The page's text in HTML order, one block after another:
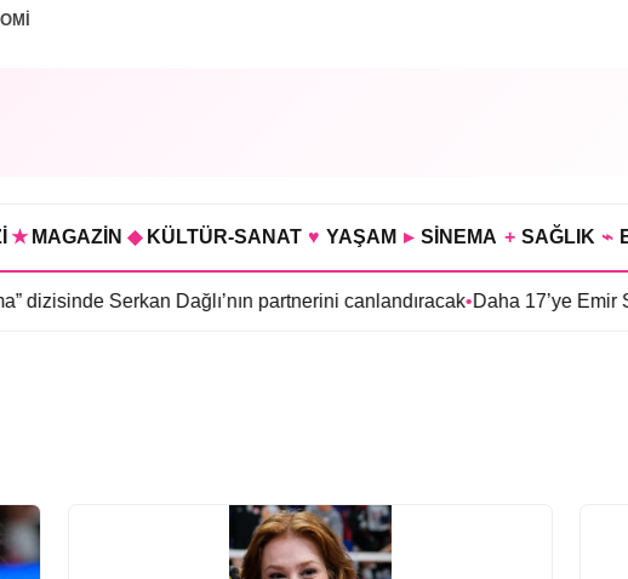
★ MAGAZİN ◆ KÜLTÜR-SANAT ♥ YAŞAM ▸ SİNEMA + SAĞLIK ⌁
Serkan Dağlı’nın partnerini canlandıracak•Daha 17’ye Emir